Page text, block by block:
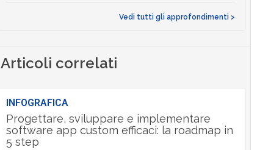
Vedi tutti gli approfondimenti >
Articoli correlati
INFOGRAFICA
Progettare, sviluppare e implementare
software app custom efficaci: la roadmap in
5 step